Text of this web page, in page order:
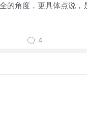
的角度，更具体点说
4